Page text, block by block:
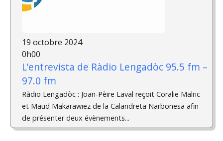
19 octobre 2024
0h00
L’entrevista de Ràdio Lengadòc 95.5 fm –
97.0 fm
Ràdio Lengadòc : Joan-Pèire Laval reçoit Coralie Malric
et Maud Makarawiez de la Calandreta Narbonesa afin
de présenter deux évènements...